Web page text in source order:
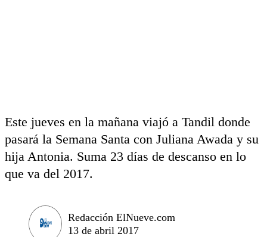
Este jueves en la mañana viajó a Tandil donde
pasará la Semana Santa con Juliana Awada y su
hija Antonia. Suma 23 días de descanso en lo
que va del 2017.
Redacción ElNueve.com
13 de abril 2017